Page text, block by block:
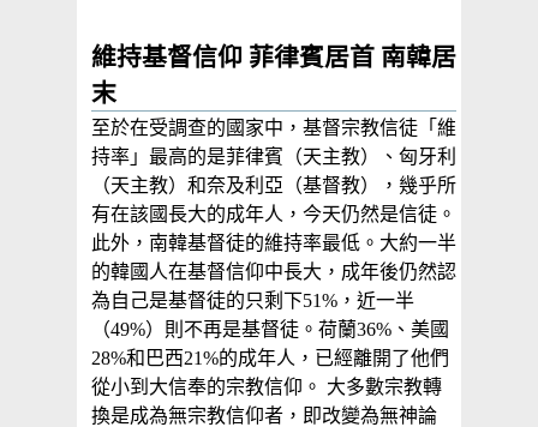
維持基督信仰 菲律賓居首 南韓居
末
至於在受調查的國家中，基督宗教信徒「維
持率」最高的是菲律賓（天主教）、匈牙利
（天主教）和奈及利亞（基督教），幾乎所
有在該國長大的成年人，今天仍然是信徒。
此外，南韓基督徒的維持率最低。大約一半
的韓國人在基督信仰中長大，成年後仍然認
為自己是基督徒的只剩下51%，近一半
（49%）則不再是基督徒。荷蘭36%、美國
28%和巴西21%的成年人，已經離開了他們
從小到大信奉的宗教信仰。 大多數宗教轉
換是成為無宗教信仰者，即改變為無神論